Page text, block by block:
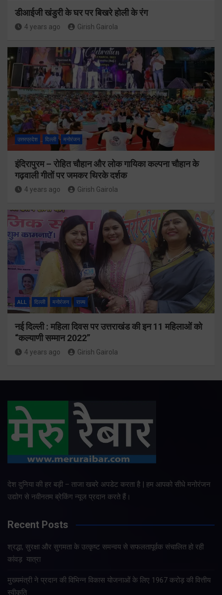
डीआईजी खंडुरी के घर पर बिखरे होली के रंग
4 years ago Girish Gairola
उत्तरप्रदेश दिल्ली मनोरंजन
इंदिरापुरम – रोहित चौहान और लोक गायिका कल्पना चौहान के
गढ़वाली गीतों पर जमकर थिरके दर्शक
4 years ago Girish Gairola
ALL दिल्ली मनोरंजन राज्य
नई दिल्ली : महिला दिवस पर उत्तराखंड की इन 11 महिलाओं को
“कल्याणी सम्मान 2022”
4 years ago Girish Gairola
देश दुनिया की हर बड़ी – ताजा खबरे अपडेट करता है | हम आपको सीधे मनोरंजन
उद्योग से नवीनतम ब्रेकिंग न्यूज प्रदान करते हैं।
Recent Posts
श्रद्धा, सुरक्षा और सुगमता के उत्कृष्ट समन्वय से सफलतापूर्वक संचालित हो रही
कांवड़ यात्रा
मुख्यमंत्री ने प्रदान की विभिन्न विकास योजनाओं के लिए 1967 करोड़ की वित्तीय
स्वीकृति